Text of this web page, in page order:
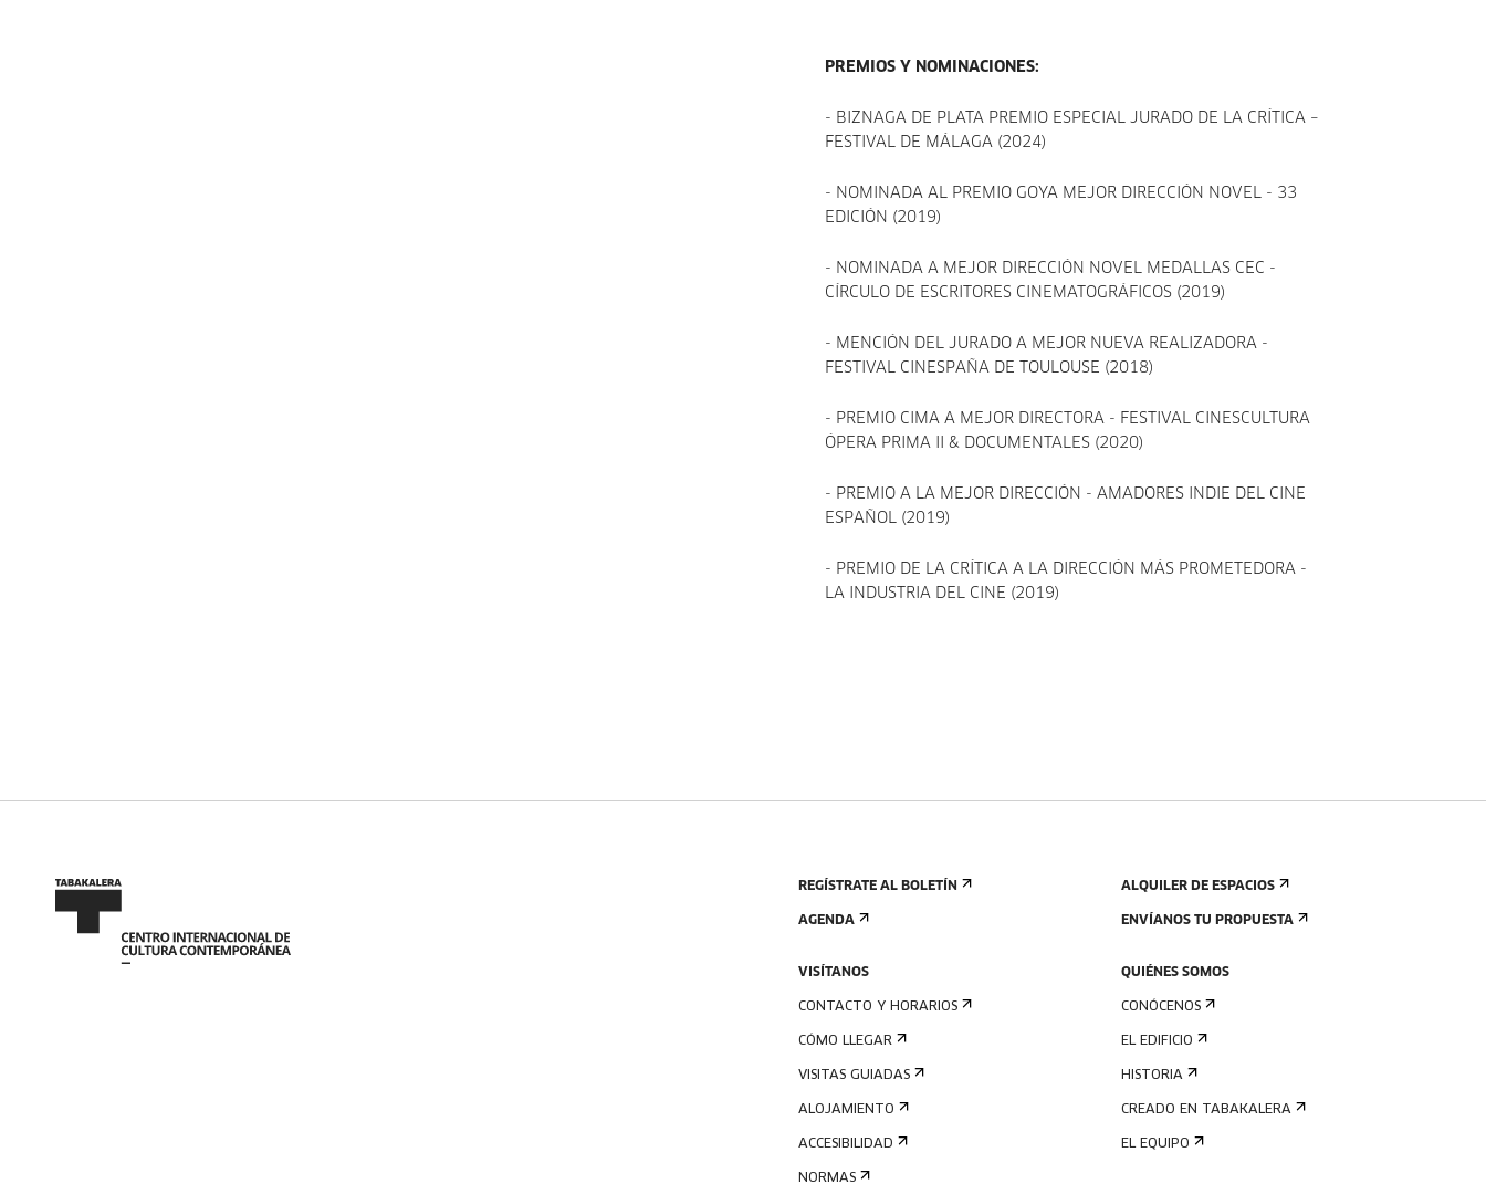
PREMIOS Y NOMINACIONES:
- BIZNAGA DE PLATA PREMIO ESPECIAL JURADO DE LA CRÍTICA –
FESTIVAL DE MÁLAGA (2024)
- NOMINADA AL PREMIO GOYA MEJOR DIRECCIÓN NOVEL - 33
EDICIÓN (2019)
- NOMINADA A MEJOR DIRECCIÓN NOVEL MEDALLAS CEC -
CÍRCULO DE ESCRITORES CINEMATOGRÁFICOS (2019)
- MENCIÓN DEL JURADO A MEJOR NUEVA REALIZADORA -
FESTIVAL CINESPAÑA DE TOULOUSE (2018)
- PREMIO CIMA A MEJOR DIRECTORA - FESTIVAL CINESCULTURA
ÓPERA PRIMA II & DOCUMENTALES (2020)
- PREMIO A LA MEJOR DIRECCIÓN - AMADORES INDIE DEL CINE
ESPAÑOL (2019)
- PREMIO DE LA CRÍTICA A LA DIRECCIÓN MÁS PROMETEDORA -
LA INDUSTRIA DEL CINE (2019)
REGÍSTRATE AL BOLETÍN
AGENDA
VISÍTANOS
CONTACTO Y HORARIOS
CÓMO LLEGAR
VISITAS GUIADAS
ALOJAMIENTO
ACCESIBILIDAD
NORMAS
ALQUILER DE ESPACIOS
ENVÍANOS TU PROPUESTA
QUIÉNES SOMOS
CONÓCENOS
EL EDIFICIO
HISTORIA
CREADO EN TABAKALERA
EL EQUIPO